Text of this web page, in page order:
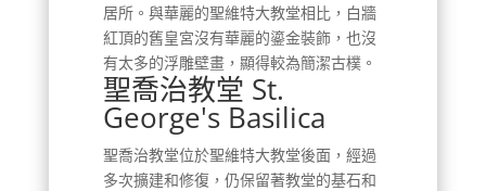
居所。與華麗的聖維特大教堂相比，白牆
紅頂的舊皇宮沒有華麗的鎏金裝飾，也沒
有太多的浮雕壁畫，顯得較為簡潔古樸。
聖喬治教堂 St.
George's Basilica
聖喬治教堂位於聖維特大教堂後面，經過
多次擴建和修復，仍保留著教堂的基石和